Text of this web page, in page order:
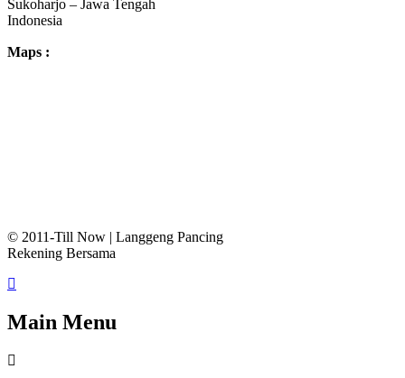
Sukoharjo – Jawa Tengah
Indonesia
Maps :
© 2011-Till Now | Langgeng Pancing
Rekening Bersama
Main Menu